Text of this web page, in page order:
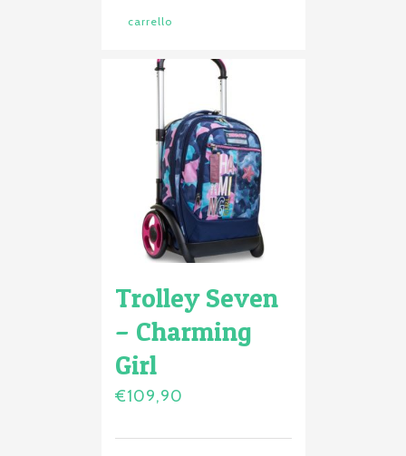
carrello
Trolley Seven
– Charming
Girl
€109,90